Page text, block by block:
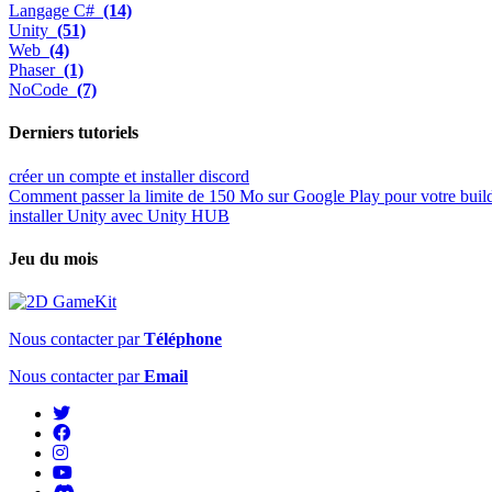
Langage C# (14)
Unity (51)
Web (4)
Phaser (1)
NoCode (7)
Derniers tutoriels
créer un compte et installer discord
Comment passer la limite de 150 Mo sur Google Play pour votre
installer Unity avec Unity HUB
Jeu du mois
Nous contacter parTéléphone
Nous contacter parEmail